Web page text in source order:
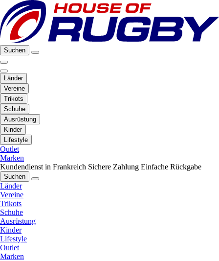
Suchen
Länder
Vereine
Trikots
Schuhe
Ausrüstung
Kinder
Lifestyle
Outlet
Marken
Kundendienst in Frankreich Sichere Zahlung Einfache Rückgabe
Suchen
Länder
Vereine
Trikots
Schuhe
Ausrüstung
Kinder
Lifestyle
Outlet
Marken